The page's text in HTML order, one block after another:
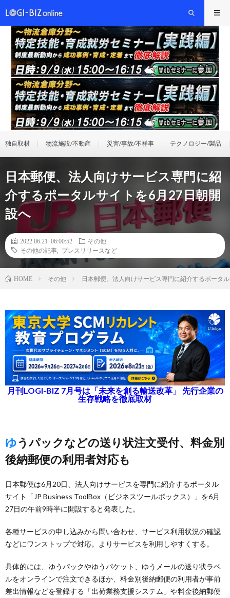
独自取材 物流施設/不動産 災害/事故/不祥事 テクノロジー/製品
日本郵便、法人向けサービス専門に紹
介するポータルサイトを6月27日朝開
設へ
2022.06.21 06:00:52
その他
その他の記事
プレスリリースなど
HOME その他 日本郵便、法人向けサービス専門に紹介するポータ
月刊LOGI-BIZ 7月号は「未来を創る輸送改革」 先行企業の
生存戦略を徹底取材
ゆうパックなどの送り状注文受付、料金別
後納郵便の利用者対応も
日本郵便は6月20日、法人向けサービスを専門に紹介するポータル
サイト「JP Business ToolBox（ビジネスツールボックス）」を6月
27日の午前9時半に開設すると発表した。
各種サービスの申し込みから問い合わせ、サービス利用状況の確認
などにワンストップで対応。よりサービスを利用しやすくする。
具体的には、ゆうパックやゆうパケット、ゆうメールの送り状ラベ
ルをオンラインで注文できるほか、料金別後納郵便の利用者が事前
差出情報などを登録する「出荷業務支援システム」や料金後納郵便